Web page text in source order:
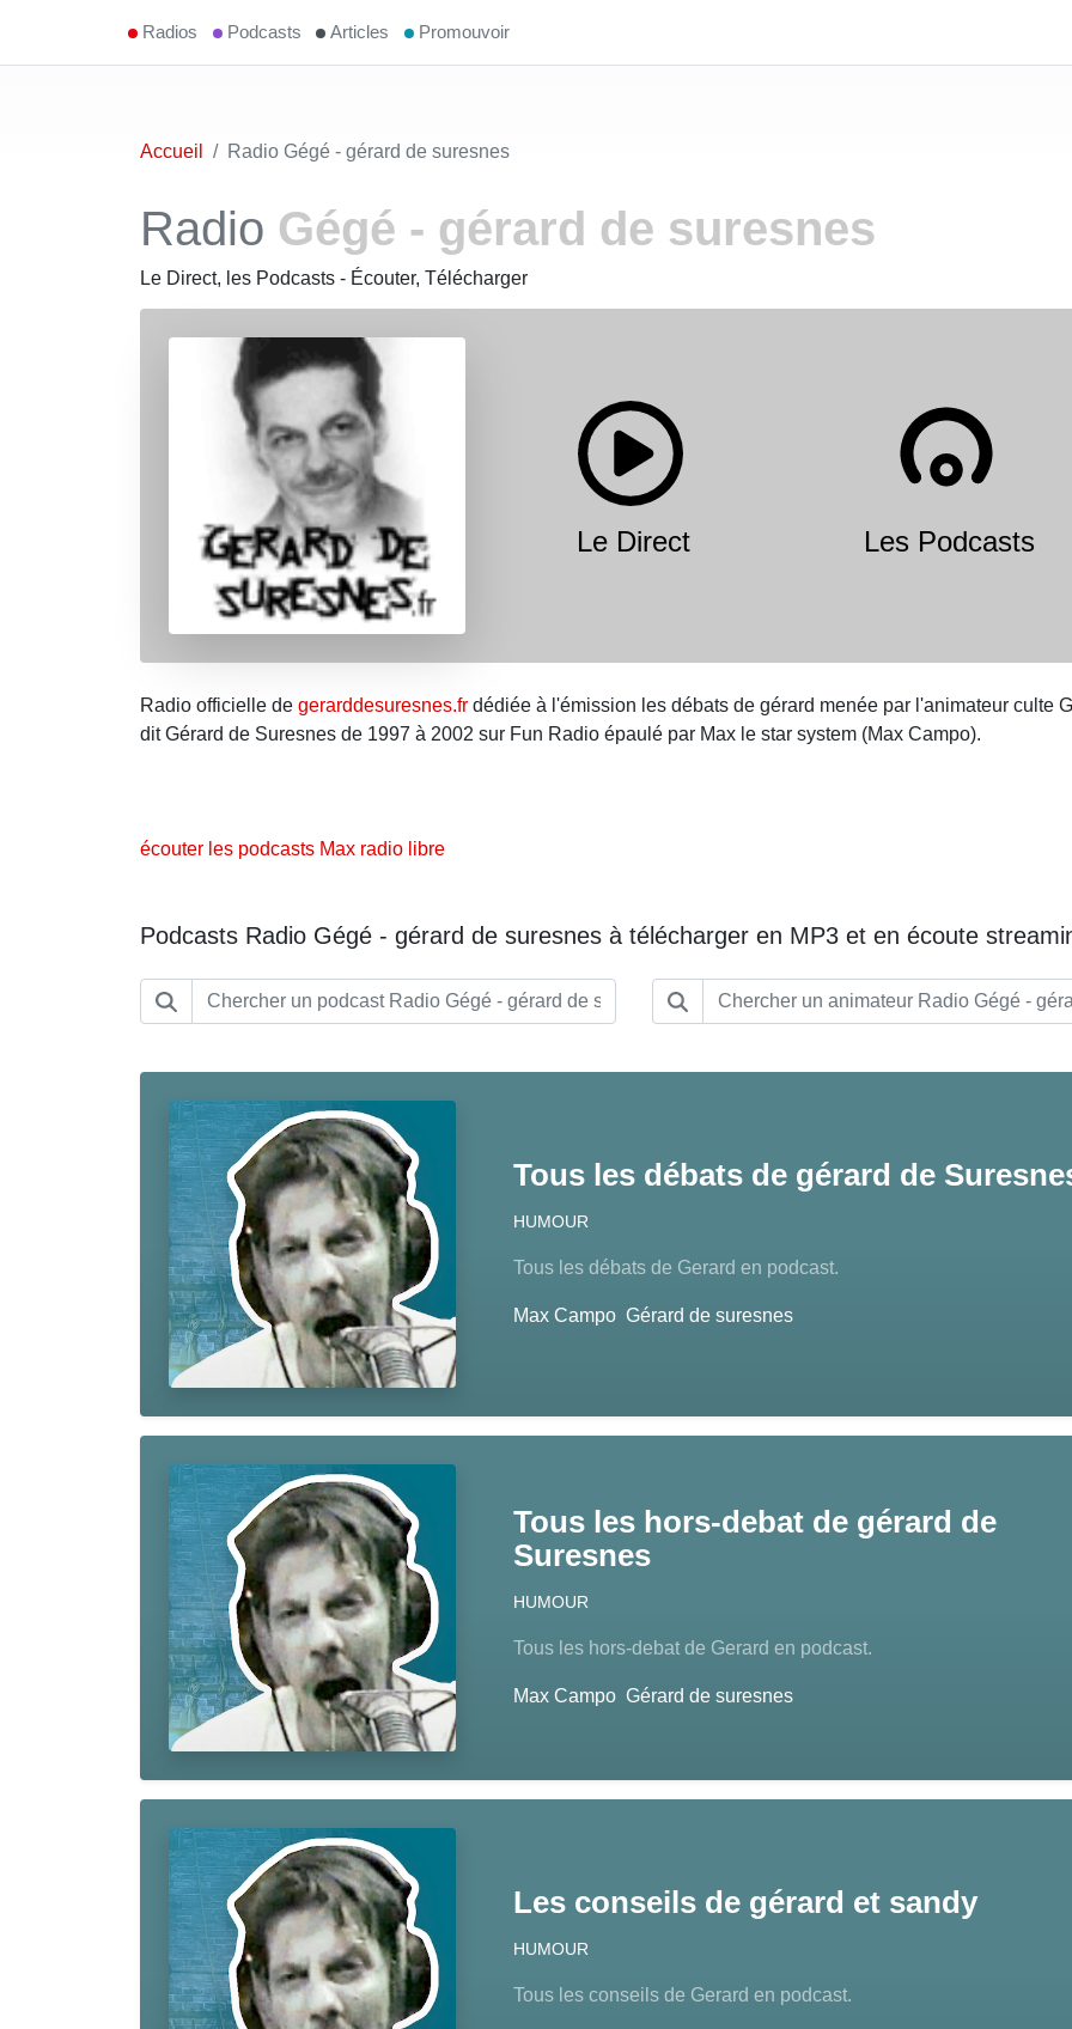
Radios Podcasts Articles Promouvoir
Accueil Radio Gégé - gérard de suresnes
Radio Gégé - gérard de suresnes
Le Direct, les Podcasts - Écouter, Télécharger
Le Direct Les Podcasts
Radio officielle de gerarddesuresnes.fr dédiée à l'émission les débats de gérard menée par l'animateur culte
dit Gérard de Suresnes de 1997 à 2002 sur Fun Radio épaulé par Max le star system (Max Campo).
écouter les podcasts Max radio libre
Podcasts Radio Gégé - gérard de suresnes à télécharger en MP3 et en écoute
Tous les débats de gérard de
HUMOUR
Tous les débats de Gerard en podcast.
Max Campo Gérard de suresnes
Tous les hors-debat de gérard de
Suresnes
HUMOUR
Tous les hors-debat de Gerard en podcast.
Max Campo Gérard de suresnes
Les conseils de gérard et sandy
HUMOUR
Tous les conseils de Gerard en podcast.